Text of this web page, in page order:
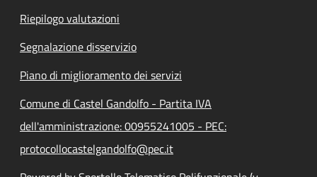
Riepilogo valutazioni
Segnalazione disservizio
Piano di miglioramento dei servizi
Comune di Castel Gandolfo - Partita IVA
dell'amministrazione: 00955241005 - PEC:
protocollocastelgandolfo@pec.it